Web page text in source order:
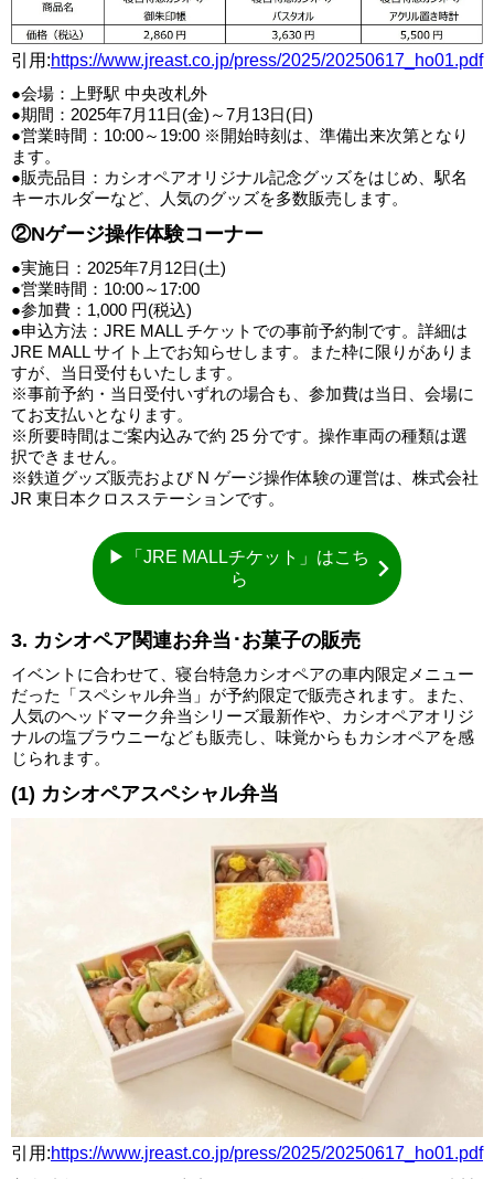
引用:https://www.jreast.co.jp/press/2025/20250617_ho01.pdf
●会場：上野駅 中央改札外
●期間：2025年7月11日(金)～7月13日(日)
●営業時間：10:00～19:00 ※開始時刻は、準備出来次第となり
ます。
●販売品目：カシオペアオリジナル記念グッズをはじめ、駅名
キーホルダーなど、人気のグッズを多数販売します。
②Nゲージ操作体験コーナー
●実施日：2025年7月12日(土)
●営業時間：10:00～17:00
●参加費：1,000 円(税込)
●申込方法：JRE MALL チケットでの事前予約制です。詳細は
JRE MALL サイト上でお知らせします。また枠に限りがありま
すが、当日受付もいたします。
※事前予約・当日受付いずれの場合も、参加費は当日、会場に
てお支払いとなります。
※所要時間はご案内込みで約 25 分です。操作車両の種類は選
択できません。
※鉄道グッズ販売および N ゲージ操作体験の運営は、株式会社
JR 東日本クロスステーションです。
▶「JRE MALLチケット」はこち
ら
3. カシオペア関連お弁当･お菓子の販売
イベントに合わせて、寝台特急カシオペアの車内限定メニュー
だった「スペシャル弁当」が予約限定で販売されます。また、
人気のヘッドマーク弁当シリーズ最新作や、カシオペアオリジ
ナルの塩ブラウニーなども販売し、味覚からもカシオペアを感
じられます。
(1) カシオペアスペシャル弁当
引用:https://www.jreast.co.jp/press/2025/20250617_ho01.pdf